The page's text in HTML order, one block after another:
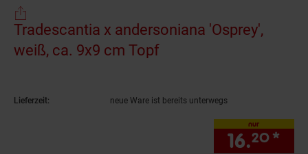
Tradescantia x andersoniana 'Osprey',
weiß, ca. 9x9 cm Topf
Lieferzeit: neue Ware ist bereits unterwegs
nur
16.20 *